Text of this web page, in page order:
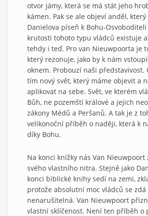
otvor jámy, která se má stát jeho
kámen. Pak se ale objeví anděl,
Danielova píseň k Bohu-
krutosti tohoto typu vládců existuje
tehdy i teď. Pro van Nieuwpoorta je
který rezonuje, jako by k nám
oknem. Probouzí naši představivost.
tím nový svět, který máme objevit a
aplikovat na sebe. Svět, ve kterém
Bůh, ne pozemští králové a jejich
zákony Médů a Peršanů. A tak je z
velikonoční příběh o naději, která k
díky Bohu.
Na konci knížky nás Van Nieuwpoort
svého vlastního nitra. Stejně jako
konci biblické knihy sedí na zemi,
protože absolutní moc vládců se
nenarušitelná. Van Nieuwpoort
vlastní sklíčenost. Není ten příběh o